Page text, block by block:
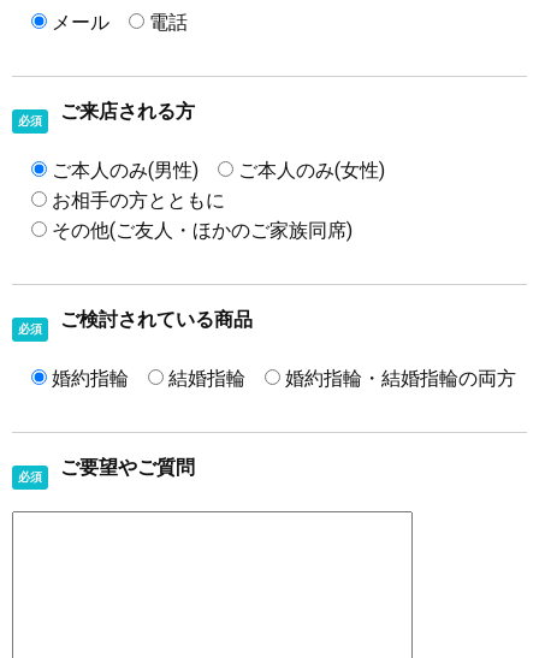
メール 電話
必須 ご来店される方
ご本人のみ(男性)
ご本人のみ(女性)
お相手の方とともに
その他(ご友人・ほかのご家族同席)
必須 ご検討されている商品
婚約指輪 結婚指輪 婚約指輪・結婚指輪の両方
必須 ご要望やご質問